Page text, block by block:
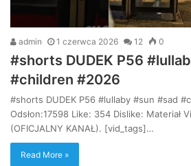
admin 1 czerwca 2026 12 0
#shorts DUDEK P56
#children #2026
#shorts DUDEK P56 #lullaby #sun #sad
Odsłon:17598 Like: 354 Dislike: Materiał
(OFICJALNY KANAŁ). [vid_tags]…
Read More »